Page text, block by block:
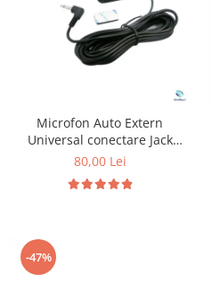
Microfon Auto Extern
Universal conectare Jack
3.5mm
80,00 Lei
-47%